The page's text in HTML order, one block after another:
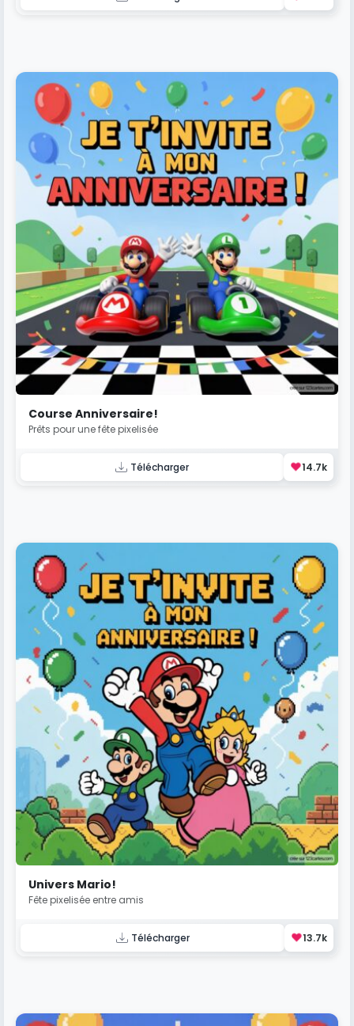
Course Anniversaire!
Prêts pour une fête pixelisée
Télécharger ❤️14.7k
Univers Mario!
Fête pixelisée entre amis
Télécharger ❤️13.7k